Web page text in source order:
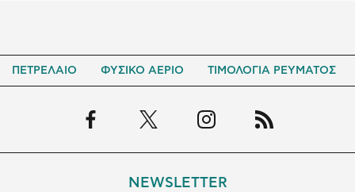
ΠΕΤΡΕΛΑΙΟ ΦΥΣΙΚΟ ΑΕΡΙΟ ΤΙΜΟΛΟΓΙΑ ΡΕΥΜΑΤΟΣ
NEWSLETTER